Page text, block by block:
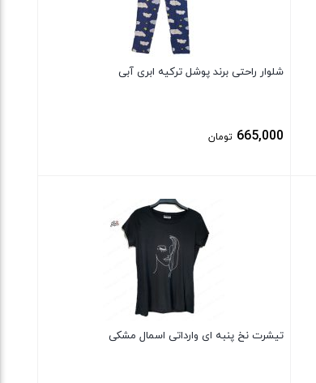
شلوار راحتی برند پوشل ترکیه ابری آبی
665,000 تومان
تیشرت نخ پنبه ای وارداتی اسمال مشکی